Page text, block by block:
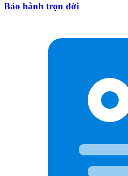
Bảo hành trọn đời